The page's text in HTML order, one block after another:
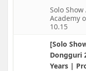
Solo
Academy
10.15
[Solo
Dongguri
Years |